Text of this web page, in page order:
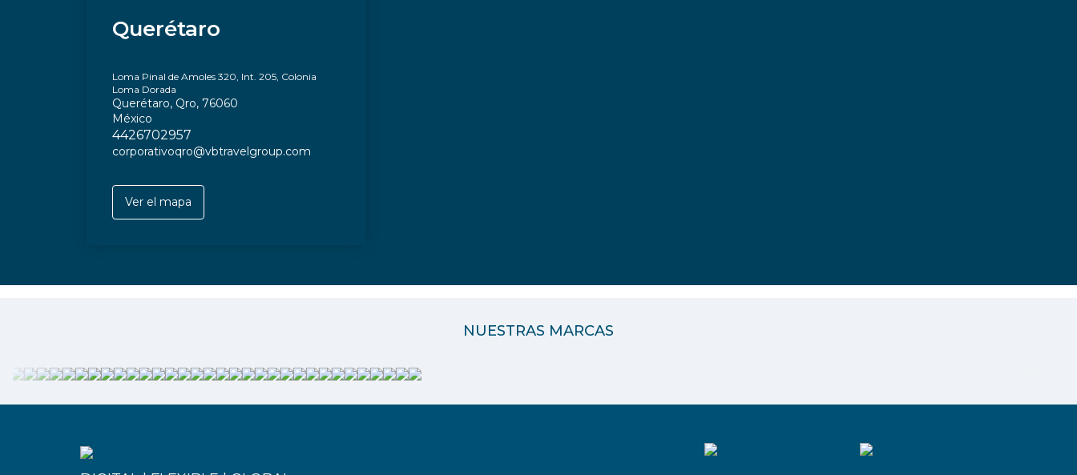
Querétaro
Loma Pinal de Amoles 320, Int. 205, Colonia
Loma Dorada
Querétaro, Qro, 76060
México
4426702957
corporativoqro@vbtravelgroup.com
Ver el mapa
NUESTRAS MARCAS